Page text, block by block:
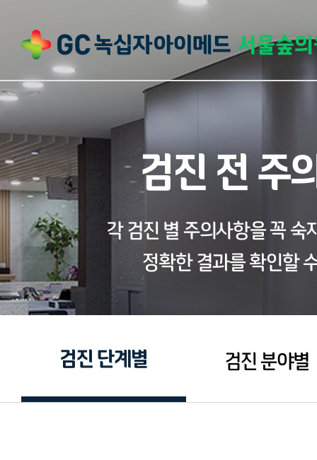
검진 전 주
각 검진 별 주의사항을 꼭 숙
정확한 결과를 확인할
검진 단계별 검진 분야별